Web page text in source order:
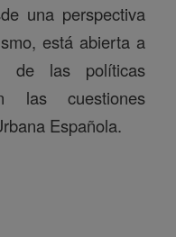
una perspectiva
está abierta a
de las políticas
las cuestiones
Española.